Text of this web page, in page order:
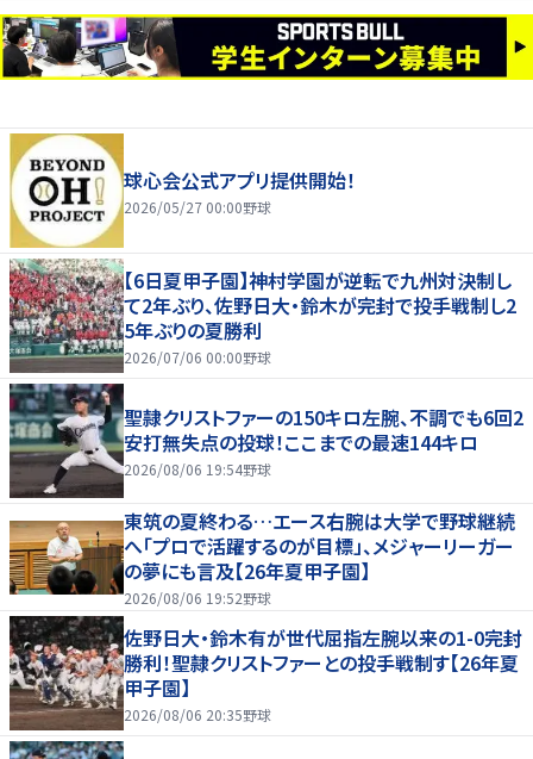
球心会公式アプリ提供開始！
2026/05/27 00:00野球
【6日夏甲子園】神村学園が逆転で九州対決制し
て2年ぶり、佐野日大・鈴木が完封で投手戦制し2
5年ぶりの夏勝利
2026/07/06 00:00野球
聖隷クリストファーの150キロ左腕、不調でも6回2
安打無失点の投球！ここまでの最速144キロ
2026/08/06 19:54野球
東筑の夏終わる…エース右腕は大学で野球継続
へ「プロで活躍するのが目標」、メジャーリーガー
の夢にも言及【26年夏甲子園】
2026/08/06 19:52野球
佐野日大・鈴木有が世代屈指左腕以来の1-0完封
勝利！聖隷クリストファーとの投手戦制す【26年夏
甲子園】
2026/08/06 20:35野球